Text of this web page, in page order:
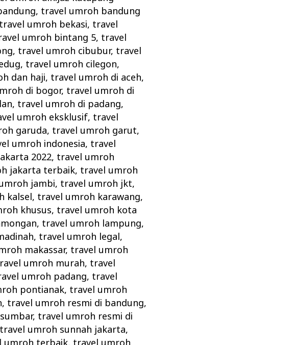
, travel umroh bandung
travel umroh bekasi, travel
umroh bintang 5, travel
, travel umroh cibubur, travel
, travel umroh cilegon,
dan haji, travel umroh di aceh,
di bogor, travel umroh di
, travel umroh di padang,
umroh eksklusif, travel
garuda, travel umroh garut,
umroh indonesia, travel
2022, travel umroh
jakarta terbaik, travel umroh
jambi, travel umroh jkt,
kalsel, travel umroh karawang,
khusus, travel umroh kota
, travel umroh lampung,
, travel umroh legal,
makassar, travel umroh
umroh murah, travel
umroh padang, travel
pontianak, travel umroh
, travel umroh resmi di bandung,
, travel umroh resmi di
travel umroh sunnah jakarta,